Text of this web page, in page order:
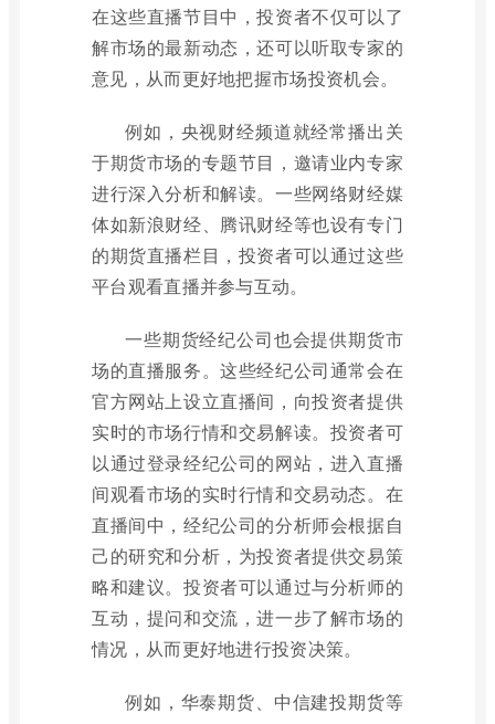
在这些直播节目中，投资者不仅可以了
解市场的最新动态，还可以听取专家的
意见，从而更好地把握市场投资机会。
例如，央视财经频道就经常播出关
于期货市场的专题节目，邀请业内专家
进行深入分析和解读。一些网络财经媒
体如新浪财经、腾讯财经等也设有专门
的期货直播栏目，投资者可以通过这些
平台观看直播并参与互动。
一些期货经纪公司也会提供期货市
场的直播服务。这些经纪公司通常会在
官方网站上设立直播间，向投资者提供
实时的市场行情和交易解读。投资者可
以通过登录经纪公司的网站，进入直播
间观看市场的实时行情和交易动态。在
直播间中，经纪公司的分析师会根据自
己的研究和分析，为投资者提供交易策
略和建议。投资者可以通过与分析师的
互动，提问和交流，进一步了解市场的
情况，从而更好地进行投资决策。
例如，华泰期货、中信建投期货等